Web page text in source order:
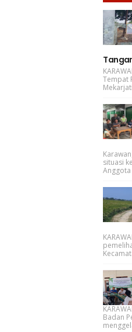
Tempat
situasi
Anggota
Badan